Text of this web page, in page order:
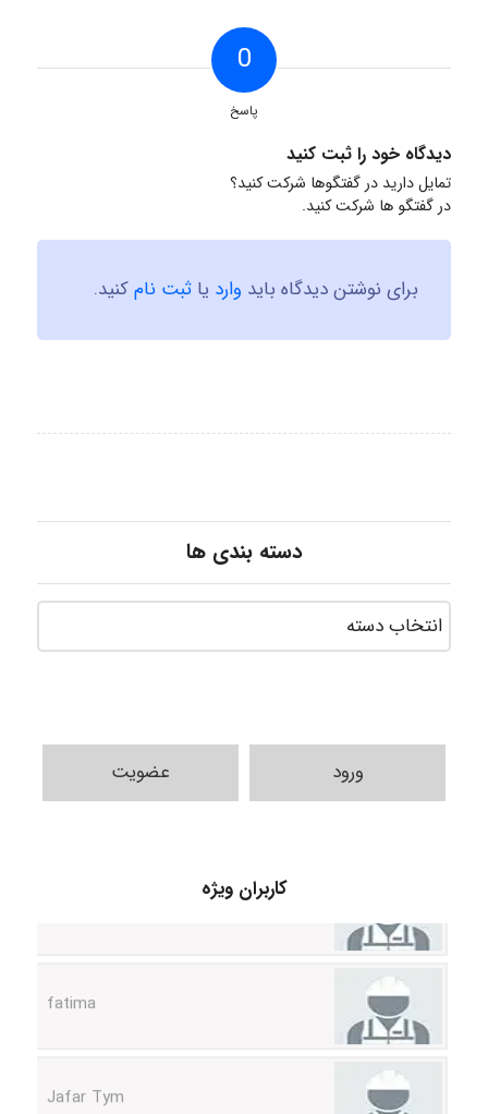
0
پاسخ
دیدگاه خود را ثبت کنید
تمایل دارید در گفتگوها شرکت کنید؟
در گفتگو ها شرکت کنید.
برای نوشتن دیدگاه باید وارد یا ثبت نامکنید.
دسته بندی ها
ورود عضویت
کاربران ویژه